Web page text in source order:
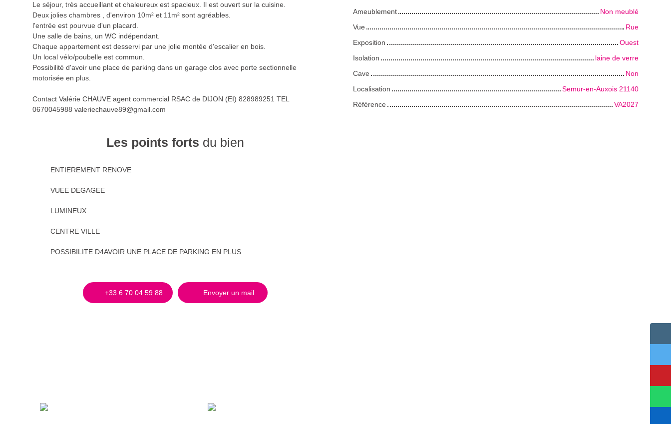
Le séjour, très accueillant et chaleureux est spacieux. Il est ouvert sur la cuisine.
Deux jolies chambres , d'environ 10m² et 11m² sont agréables.
l'entrée est pourvue d'un placard.
Une salle de bains, un WC indépendant.
Chaque appartement est desservi par une jolie montée d'escalier en bois.
Un local vélo/poubelle est commun.
Possibilité d'avoir une place de parking dans un garage clos avec porte sectionnelle
motorisée en plus.
Contact Valérie CHAUVE agent commercial RSAC de DIJON (EI) 828989251 TEL
0670045988 valeriechauve89@gmail.com
Les points forts du bien
ENTIEREMENT RENOVE
VUEE DEGAGEE
LUMINEUX
CENTRE VILLE
POSSIBILITE D4AVOIR UNE PLACE DE PARKING EN PLUS
+33 6 70 04 59 88 Envoyer un mail
Ameublement
Non meublé
Vue
Rue
Exposition
Ouest
Isolation
laine de verre
Cave
Non
Localisation
Semur-en-Auxois 21140
Référence
VA2027